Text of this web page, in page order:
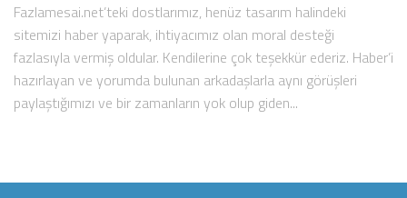
Fazlamesai.net’teki dostlarımız, henüz tasarım halindeki
sitemizi haber yaparak, ihtiyacımız olan moral desteği
fazlasıyla vermiş oldular. Kendilerine çok teşekkür ederiz. Haber’i
hazırlayan ve yorumda bulunan arkadaşlarla aynı görüşleri
paylaştığımızı ve bir zamanların yok olup giden...